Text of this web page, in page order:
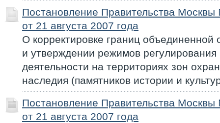
Постановление Правительства
от 21 августа 2007 года
О корректировке границ объединенной
и утверждении режимов регулирования
деятельности на территориях зон
наследия (памятников истории и
Постановление Правительства
от 21 августа 2007 года